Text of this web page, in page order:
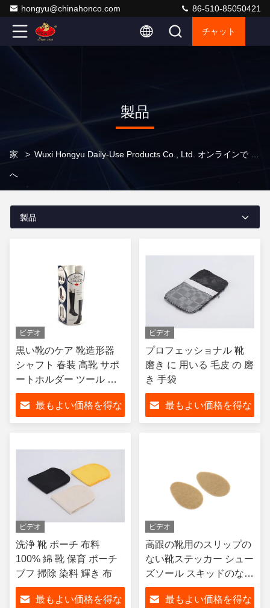
hongyu@chinahonco.com 86-510-85050421
チャット
製品
家
へ
>
製品
ビデオ
黒い靴のケア 靴造形器
シャフト 春装 高靴 サポ
ートホルダー ツール 膝
高靴 木 挿入 ストレッチ
ャー 最もよい価格を得な
ビデオ
プロフェッショナル 靴
磨き に 用いる 毛皮 の 磨
き 手袋
最もよい価格を得な
ビデオ
洗浄 靴 ポーチ 布料
100% 綿 靴 保育 ポーチ
ブフ 掃除 染料 輝き 布
最もよい価格を得な
ビデオ
高跟の靴用のスリップの
ない靴ステッカー シュー
ズソール スキッドのない
自己粘着ゴムパッド 底部
ノイズ削減ステッカー
最もよい価格を得な